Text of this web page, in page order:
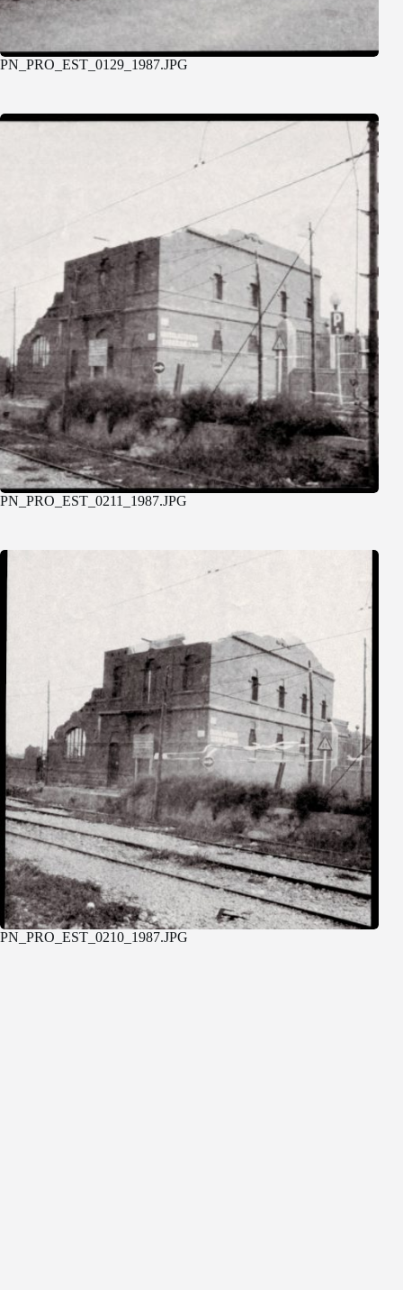
PN_PRO_EST_0129_1987.JPG
PN_PRO_EST_0211_1987.JPG
PN_PRO_EST_0210_1987.JPG